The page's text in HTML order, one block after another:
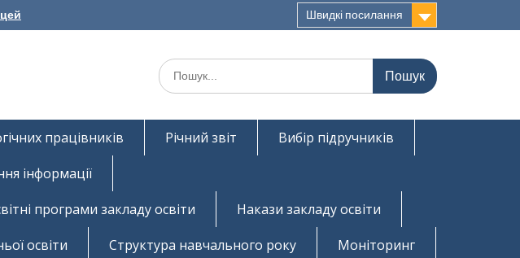
Швидкі посилання
Шукати:
працівників Річний звіт
Вибір підручників
інформації
програми закладу освіти
Накази закладу освіти
освіти Структура навчального року
Моніторинг